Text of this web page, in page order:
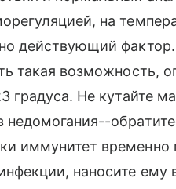
на
действующий
такая возможность,
градуса. Не кутайте
недомогания--
иммунитет
наносите ему